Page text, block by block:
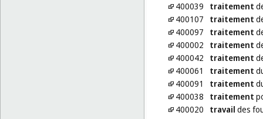
400039
traitement
400107
traitement
400097
traitement
400002
traitement
400042
traitement
400061
traitement
400091
traitement
400038
traitement
400020
travail des